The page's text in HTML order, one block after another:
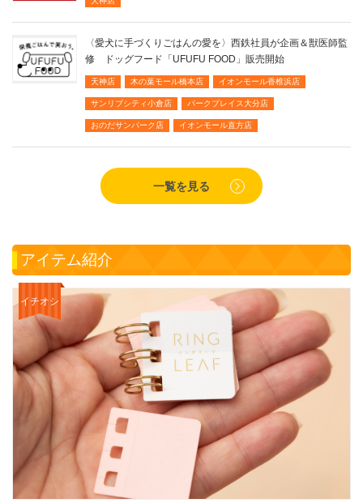
〈愛犬に手づくりごはんの愛を〉西鉄社員が企画＆獣医師監
修 ドッグフード「UFUFU FOOD」販売開始
天神店 木の葉モール橋本店 イオンモール香椎浜店
サンリブシティ小倉店 パークプレイス大分店
おのだサンパーク店 イオンモール直方店
一覧を見る
アイテム紹介
イチオシ